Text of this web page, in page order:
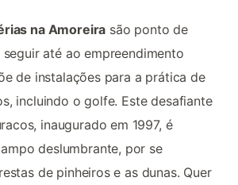
na Amoreira são ponto de
até ao empreendimento
de instalações para a prática de
incluindo o golfe. Este desafiante
inaugurado em 1997, é
deslumbrante, por se
de pinheiros e as dunas. Quer